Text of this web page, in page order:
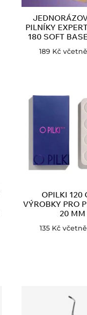
PILNÍKY
180 SOFT
189 Kč
OPILKI 120
VÝROBKY PRO
20 MM
135 Kč